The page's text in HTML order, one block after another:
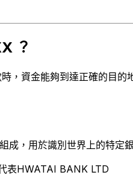
？
，資金能夠到達正確的目
成，用於識別世界上的特定
表HWATAI BANK LTD